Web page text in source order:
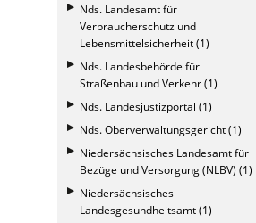
Nds. Landesamt für
Verbraucherschutz und
Lebensmittelsicherheit (1)
Nds. Landesbehörde für
Straßenbau und Verkehr (1)
Nds. Landesjustizportal (1)
Nds. Oberverwaltungsgericht (1)
Niedersächsisches Landesamt für
Bezüge und Versorgung (NLBV) (1)
Niedersächsisches
Landesgesundheitsamt (1)